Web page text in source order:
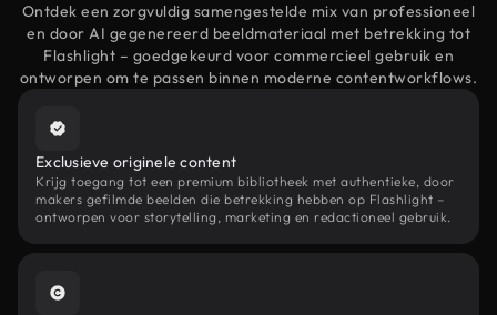
Ontdek een zorgvuldig samengestelde mix van professioneel
en door AI gegenereerd beeldmateriaal met betrekking tot
Flashlight – goedgekeurd voor commercieel gebruik en
ontworpen om te passen binnen moderne contentworkflows.
Exclusieve originele content
Krijg toegang tot een premium bibliotheek met authentieke, door
makers gefilmde beelden die betrekking hebben op Flashlight –
ontworpen voor storytelling, marketing en redactioneel gebruik.